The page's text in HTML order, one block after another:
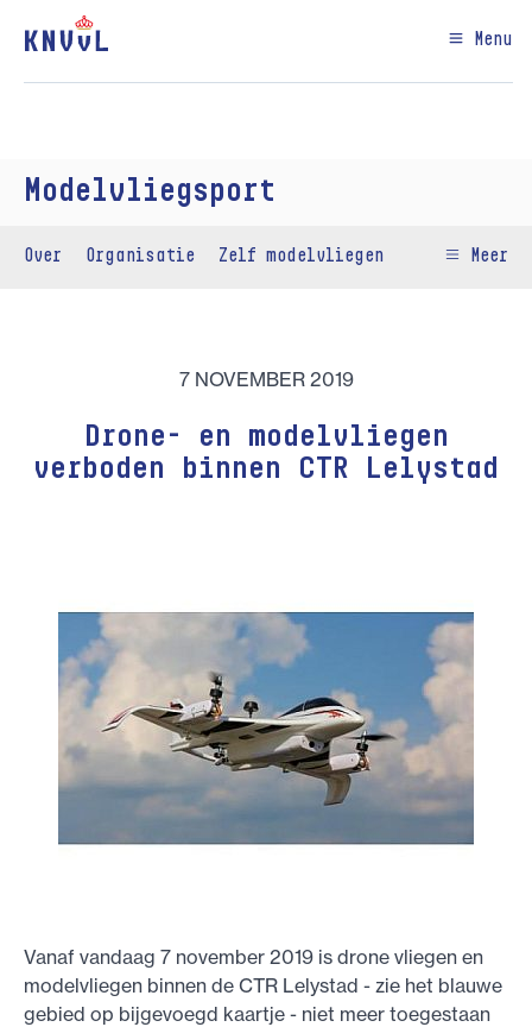
Menu
Modelvliegsport
Over Organisatie Zelf modelvliegen Meer
7 NOVEMBER 2019
Drone- en modelvliegen
verboden binnen CTR Lelystad
Vanaf vandaag 7 november 2019 is drone vliegen en
modelvliegen binnen de CTR Lelystad - zie het blauwe
gebied op bijgevoegd kaartje - niet meer toegestaan